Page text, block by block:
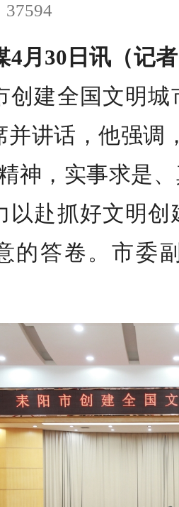
4月30日讯（记
创建全国文明
并讲话，他强调
神，实事求是
以赴抓好文明
的答卷。市委